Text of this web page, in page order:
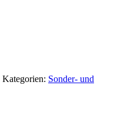
Kategorien: Sonder- und